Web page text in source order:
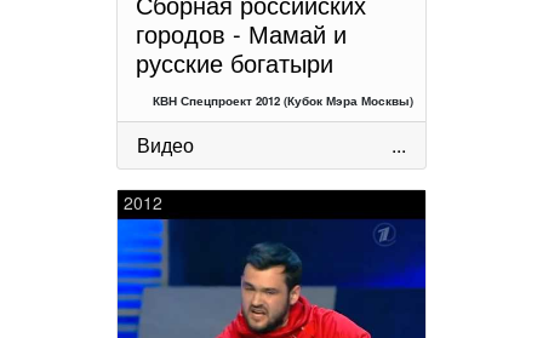
городов - Мамай и
русские богатыри
КВН Спецпроект 2012 (Кубок Мэра Москвы)
Видео ...
2012